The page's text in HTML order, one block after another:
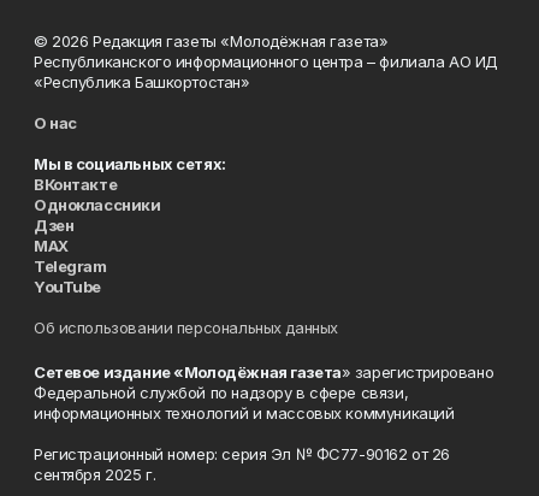
© 2026 Редакция газеты «Молодёжная газета»
Республиканского информационного центра – филиала АО ИД
«Республика Башкортостан»
О нас
Мы в социальных сетях:
ВКонтакте
Одноклассники
Дзен
MAX
Telegram
YouTube
Об использовании персональных данных
Сетевое издание «Молодёжная газета» зарегистрировано
Федеральной службой по надзору в сфере связи,
информационных технологий и массовых коммуникаций
Регистрационный номер: серия Эл № ФС77-90162 от 26
сентября 2025 г.